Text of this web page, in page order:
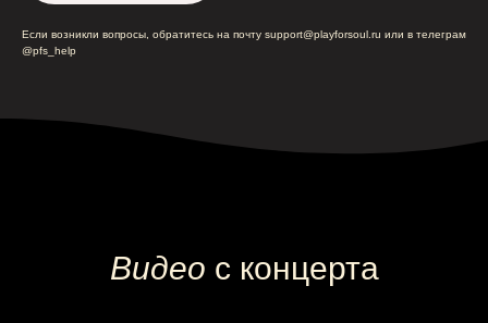
Если возникли вопросы, обратитесь на почту support@playforsoul.ru или в телеграм
@pfs_help
Видео с концерта